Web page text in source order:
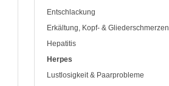
Entschlackung
Erkältung, Kopf- & Gliederschmerzen
Hepatitis
Herpes
Lustlosigkeit & Paarprobleme